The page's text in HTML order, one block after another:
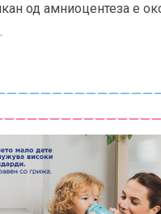
од амниоцентеза е